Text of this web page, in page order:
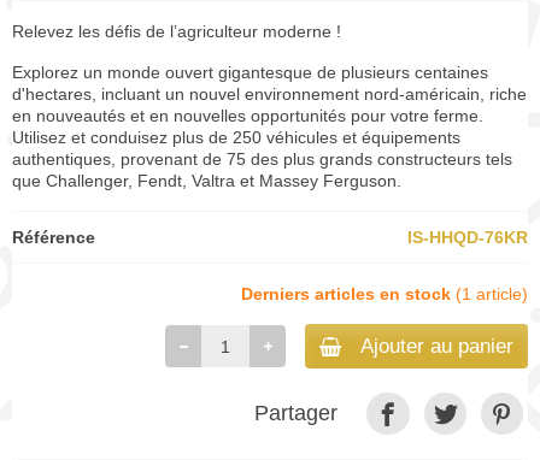
Relevez les défis de l’agriculteur moderne !
Explorez un monde ouvert gigantesque de plusieurs centaines
d'hectares, incluant un nouvel environnement nord-américain, riche
en nouveautés et en nouvelles opportunités pour votre ferme.
Utilisez et conduisez plus de 250 véhicules et équipements
authentiques, provenant de 75 des plus grands constructeurs tels
que Challenger, Fendt, Valtra et Massey Ferguson.
Référence IS-HHQD-76KR
Derniers articles en stock (1 article)
Ajouter au panier
Partager